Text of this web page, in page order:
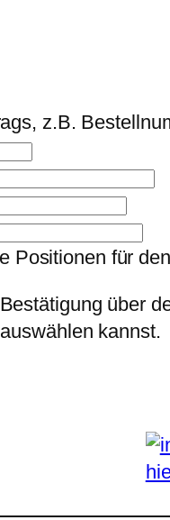
z.B.
Positionen für
über
kannst.